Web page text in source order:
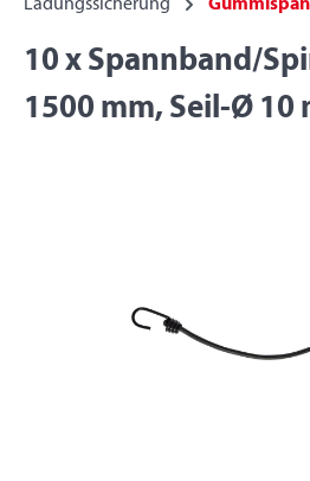
Ladungssicherung
10 x Spannband/
1500 mm, Seil-Ø 10